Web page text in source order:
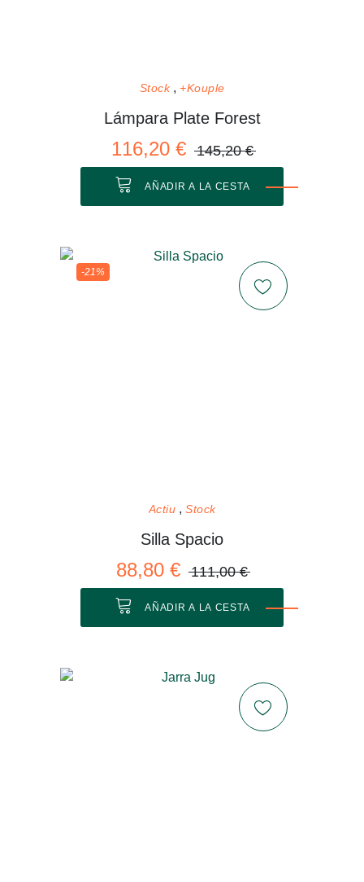
Stock +Kouple
Lámpara Plate Forest
116,20 € 145,20 €
AÑADIR A LA CESTA
-21%
Actiu Stock
Silla Spacio
88,80 € 111,00 €
AÑADIR A LA CESTA